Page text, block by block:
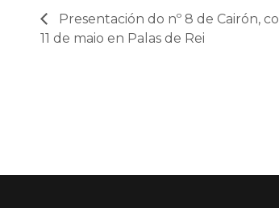
Presentación do nº 8 de Cairón,
11 de maio en Palas de Rei